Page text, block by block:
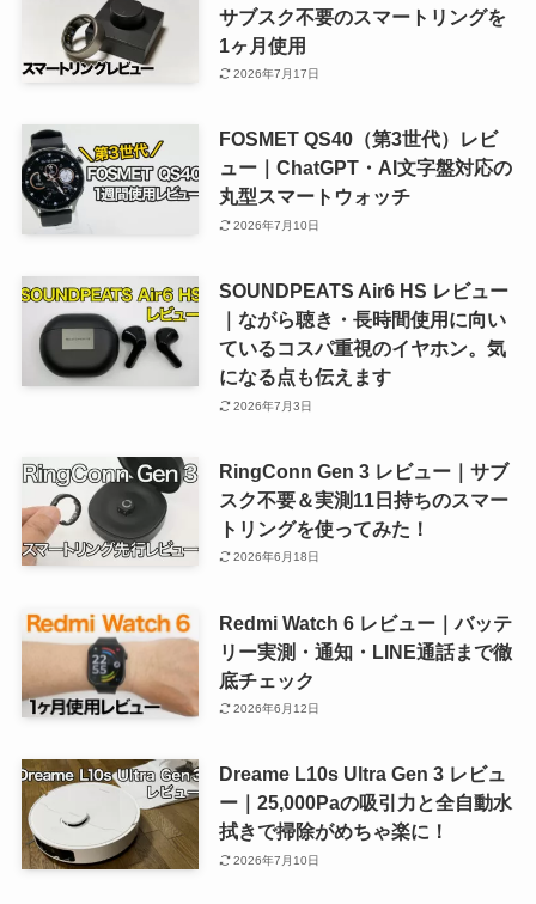
サブスク不要のスマートリングを
1ヶ月使用
2026年7月17日
FOSMET QS40（第3世代）レビ
ュー｜ChatGPT・AI文字盤対応の
丸型スマートウォッチ
2026年7月10日
SOUNDPEATS Air6 HS レビュー
｜ながら聴き・長時間使用に向い
ているコスパ重視のイヤホン。気
になる点も伝えます
2026年7月3日
RingConn Gen 3 レビュー｜サブ
スク不要＆実測11日持ちのスマー
トリングを使ってみた！
2026年6月18日
Redmi Watch 6 レビュー｜バッテ
リー実測・通知・LINE通話まで徹
底チェック
2026年6月12日
Dreame L10s Ultra Gen 3 レビュ
ー｜25,000Paの吸引力と全自動水
拭きで掃除がめちゃ楽に！
2026年7月10日